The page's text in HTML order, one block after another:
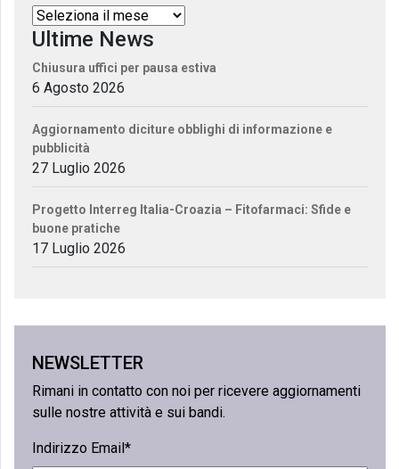
Ultime News
Chiusura uffici per pausa estiva
6 Agosto 2026
Aggiornamento diciture obblighi di informazione e
pubblicità
27 Luglio 2026
Progetto Interreg Italia-Croazia – Fitofarmaci: Sfide e
buone pratiche
17 Luglio 2026
NEWSLETTER
Rimani in contatto con noi per ricevere aggiornamenti
sulle nostre attività e sui bandi.
Indirizzo Email*